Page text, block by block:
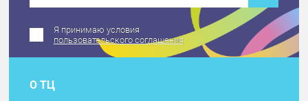
Я принимаю условия
пользовательского соглашения
О ТЦ